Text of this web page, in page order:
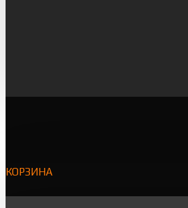
КОРЗИНА